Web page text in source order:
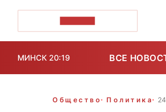
МИНСК 20:19 ВСЕ
Общество Политика